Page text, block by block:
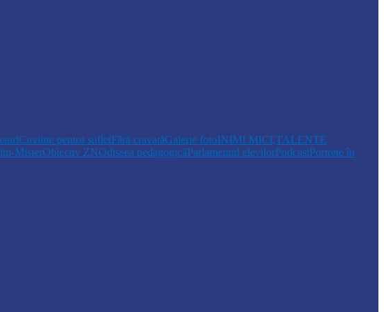
Cuvinte pentru sufletFără cravatăGalerie fotoINIMI MICI,TALENTE
MisterObiectiv ZNOdiseea pedagogicăParlamentul elevilorPodcastPortrete în